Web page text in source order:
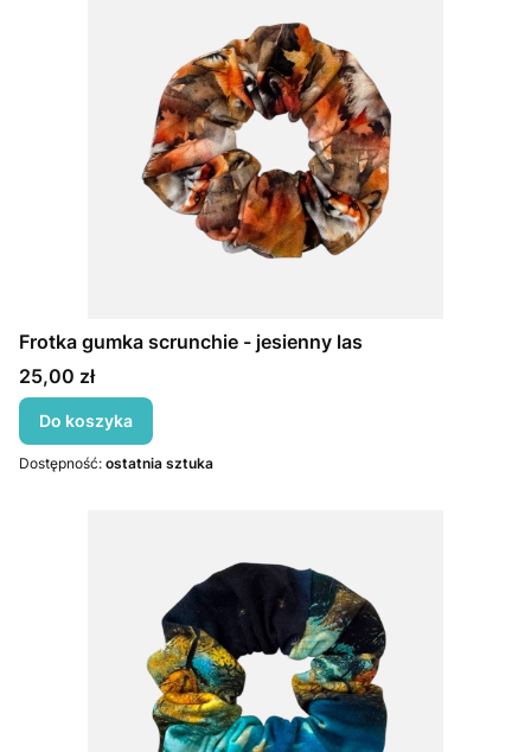
Frotka gumka scrunchie - jesienny las
Cena
25,00 zł
Do koszyka
Dostępność: ostatnia sztuka